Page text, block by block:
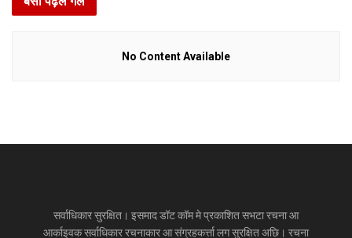
No Content Available
सर्वाधिकार सुरक्षित। इसमाद डॉट कॉम मे प्रकाशित सभटा रचना आ
आर्काइवक सर्वाधिकार रचनाकार आ संग्रहकर्त्ता लग सुरक्षित अछि। रचना